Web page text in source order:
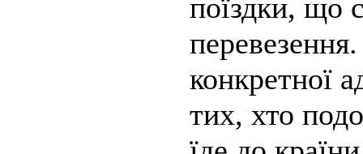
поїздки, що
конкретної
тих, хто